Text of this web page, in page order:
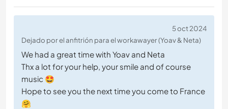
5 oct 2024
Dejado por el anfitrión para el workawayer (Yoav & Neta)
We had a great time with Yoav and Neta
Thx a lot for your help, your smile and of course
music 🤩
Hope to see you the next time you come to France
🤗